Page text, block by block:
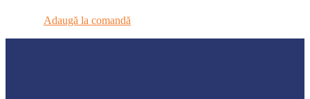
Adaugă la comandă